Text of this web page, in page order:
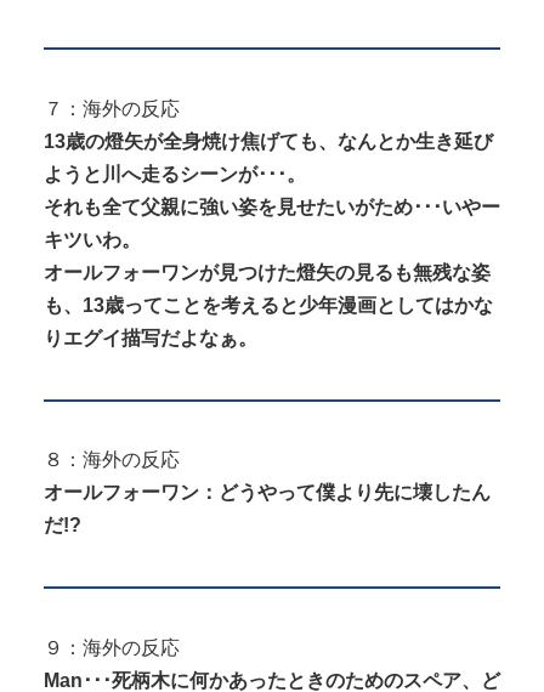
７：海外の反応
13歳の燈矢が全身焼け焦げても、なんとか生き延び
ようと川へ走るシーンが･･･。
それも全て父親に強い姿を見せたいがため･･･いやー
キツいわ。
オールフォーワンが見つけた燈矢の見るも無残な姿
も、13歳ってことを考えると少年漫画としてはかな
りエグイ描写だよなぁ。
８：海外の反応
オールフォーワン：どうやって僕より先に壊したん
だ!?
９：海外の反応
Man･･･死柄木に何かあったときのためのスペア、ど